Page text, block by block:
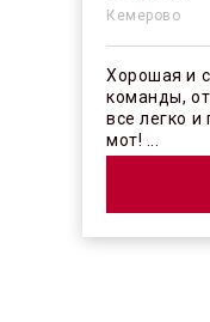
Кемерово
Хорошая и
команды,
все легко и
мот! ...